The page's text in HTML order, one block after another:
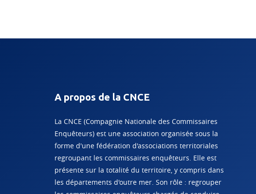
A propos de la CNCE
La CNCE (Compagnie Nationale des Commissaires
Enquêteurs) est une association organisée sous la
forme d'une fédération d'associations territoriales
regroupant les commissaires enquêteurs. Elle est
présente sur la totalité du territoire, y compris dans
les départements d'outre mer. Son rôle : regrouper